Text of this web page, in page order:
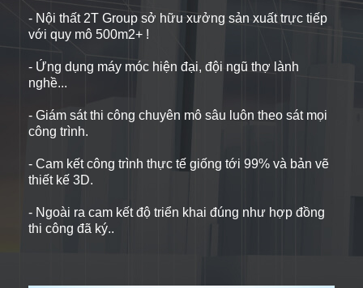
- Nội thất 2T Group sở hữu xưởng sản xuất trực tiếp
với quy mô 500m2+ !
- Ứng dụng máy móc hiện đại, đội ngũ thợ lành
nghề...
- Giám sát thi công chuyên mô sâu luôn theo sát mọi
công trình.
- Cam kết công trình thực tế giống tới 99% và bản vẽ
thiết kế 3D.
- Ngoài ra cam kết độ triển khai đúng như hợp đồng
thi công đã ký..